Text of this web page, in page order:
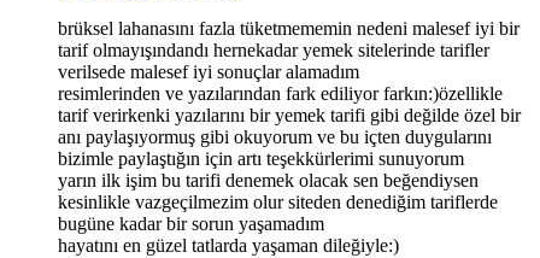
brüksel lahanasını fazla tüketmememin nedeni malesef iyi bir
tarif olmayışındandı hernekadar yemek sitelerinde tarifler
verilsede malesef iyi sonuçlar alamadım
resimlerinden ve yazılarından fark ediliyor farkın:)özellikle
tarif verirkenki yazılarını bir yemek tarifi gibi değilde özel bir
anı paylaşıyormuş gibi okuyorum ve bu içten duygularını
bizimle paylaştığın için artı teşekkürlerimi sunuyorum
yarın ilk işim bu tarifi denemek olacak sen beğendiysen
kesinlikle vazgeçilmezim olur siteden denediğim tariflerde
bugüne kadar bir sorun yaşamadım
hayatını en güzel tatlarda yaşaman dileğiyle:)